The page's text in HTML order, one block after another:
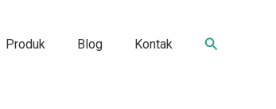
Produk Blog Kontak Search